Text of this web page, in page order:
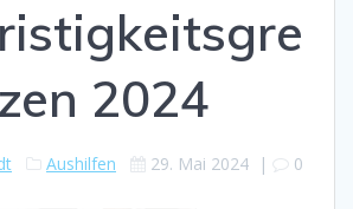
2024
Aushilfen 29. Mai 2024 | 0